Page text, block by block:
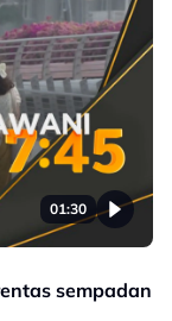
01:30
sempadan